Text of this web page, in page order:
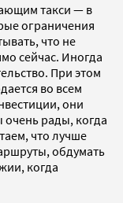
такси — в
ограничения
что не
сейчас. Иногда
При этом
во всем
они
очень рады, когда
что лучше
обдумать
когда